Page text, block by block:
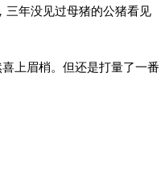
三年没见过母猪的公猪看见
上眉梢。但还是打量了一番